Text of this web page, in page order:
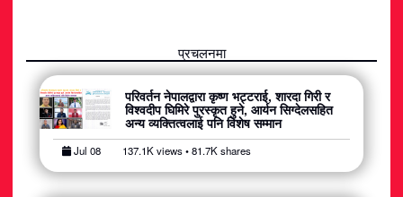
प्रचलनमा
परिवर्तन नेपालद्वारा कृष्ण भट्टराई, शारदा गिरी र
विश्वदीप घिमिरे पुरस्कृत हुने, आर्यन सिग्देलसहित
अन्य व्यक्तित्वलाई पनि विशेष सम्मान
Jul 08 137.1K views • 81.7K shares